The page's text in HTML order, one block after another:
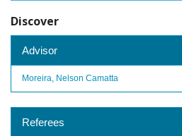
Discover
Advisor
Moreira, Nelson Camatta
Referees